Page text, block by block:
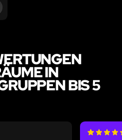
IN
BIS 5